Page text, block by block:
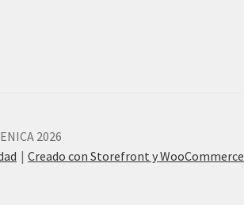
2026
Creado con Storefront y WooCommerce